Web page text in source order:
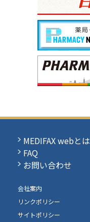
MEDIFAX webとは
FAQ
お問い合わせ
会社案内
リンクポリシー
サイトポリシー